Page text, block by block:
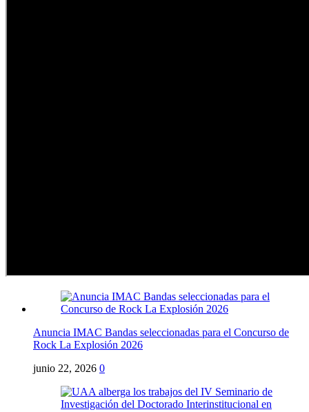
Anuncia IMAC Bandas seleccionadas para el Concurso de
Rock La Explosión 2026
junio 22, 2026 0